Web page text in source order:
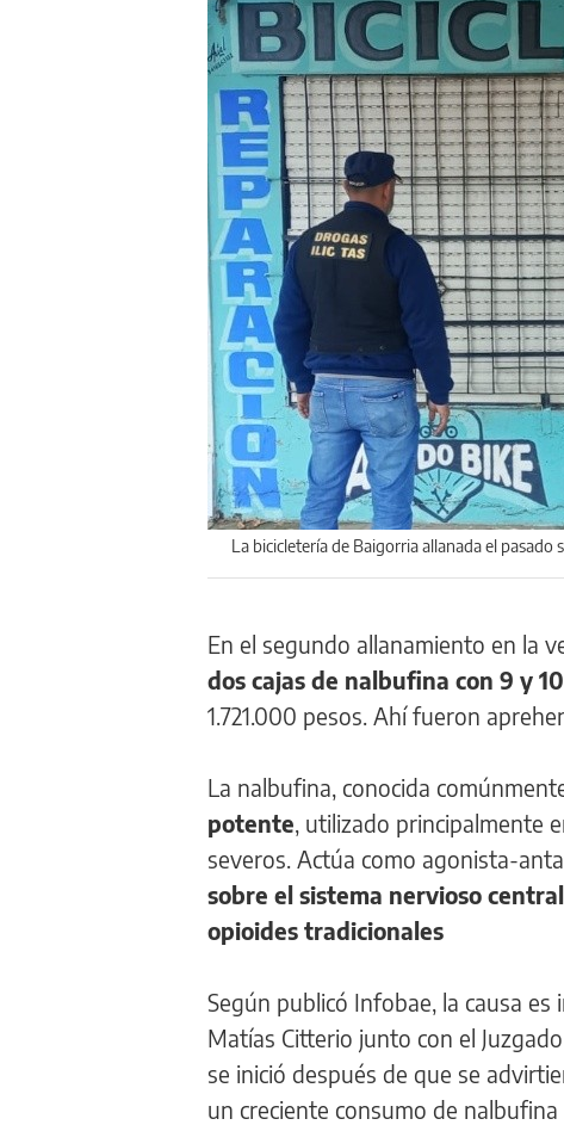
La bicicletería de Baigorria allanada el pasado
En el segundo allanamiento en la
dos cajas de nalbufina con 9 y
1.721.000 pesos. Ahí fueron
La nalbufina, conocida
potente, utilizado principalmente
severos. Actúa como agonista-
sobre el sistema nervioso
opioides tradicionales
Según publicó Infobae, la causa
Matías Citterio junto con el
se inició después de que se
un creciente consumo de